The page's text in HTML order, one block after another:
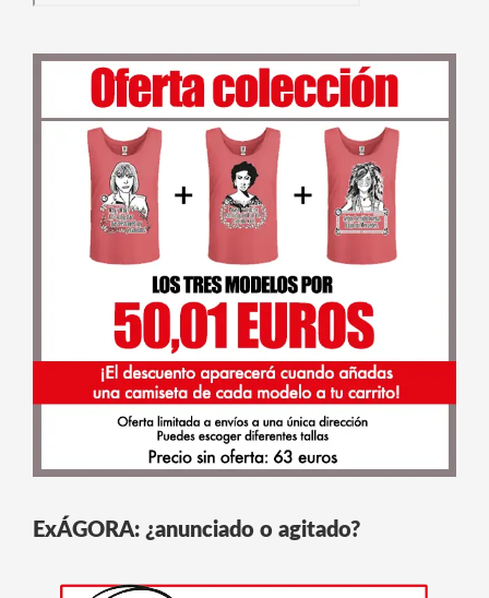
ExÁGORA: ¿anunciado o agitado?